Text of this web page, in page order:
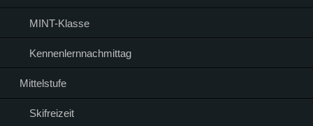
MINT-Klasse
Kennenlernnachmittag
Mittelstufe
Skifreizeit